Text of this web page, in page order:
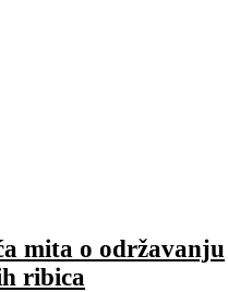
mita o održavanju
ribica